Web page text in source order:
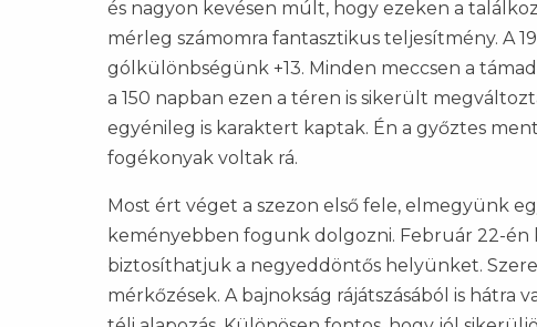
és nagyon kevésen múlt, hogy ezeken a
mérleg számomra fantasztikus teljesítmény. A
gólkülönbségünk +13. Minden meccsen a
a 150 napban ezen a téren is sikerült
egyénileg is karaktert kaptak. Én a győztes
fogékonyak voltak rá.
Most ért véget a szezon első fele, elmegyünk
keményebben fogunk dolgozni. Február 22-
biztosíthatjuk a negyeddöntős helyünket.
mérkőzések. A bajnokság rájátszásából is